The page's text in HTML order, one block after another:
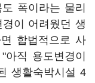
폭이라는 물리
이 어려웠던 생
합법적으로 사
직 용도변경이
생활숙박시설 4